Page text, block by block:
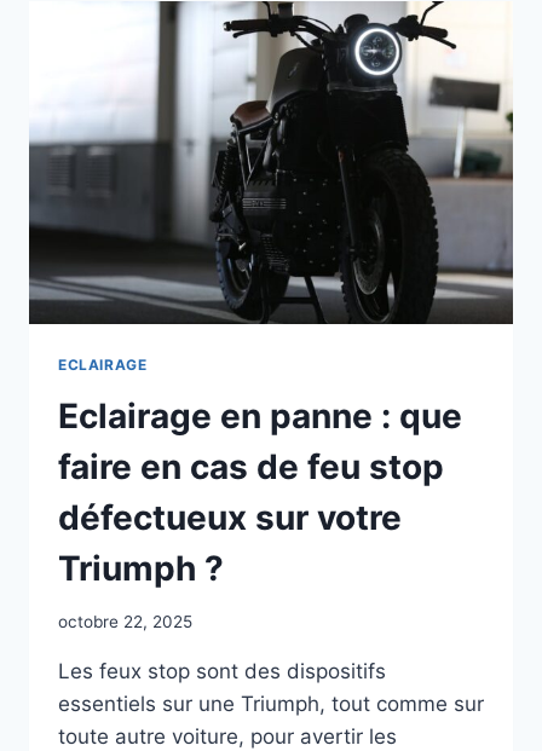
ECLAIRAGE
Eclairage en panne : que
faire en cas de feu stop
défectueux sur votre
Triumph ?
octobre 22, 2025
Les feux stop sont des dispositifs
essentiels sur une Triumph, tout comme sur
toute autre voiture, pour avertir les